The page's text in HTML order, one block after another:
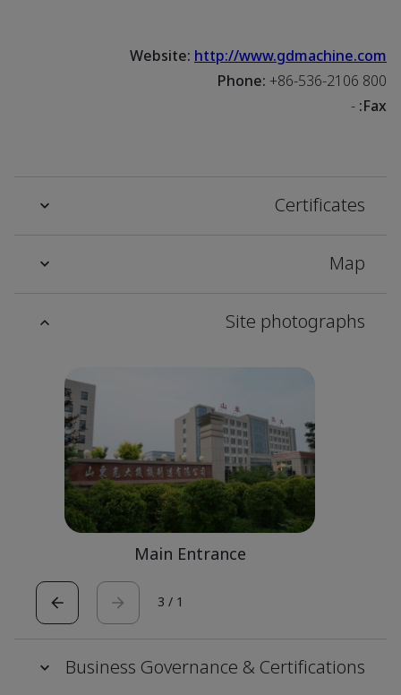
Website:http://www.gdmachine.com
Phone:+86-536-2106 800
Fax:
-
Certificates
Map
Site photographs
Main Entrance
1
/
3
Business Governance & Certifications